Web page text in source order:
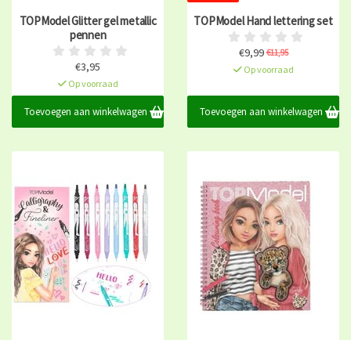
TOPModel Glitter gel metallic
pennen
€3,95
Op voorraad
Toevoegen aan winkelwagen
TOPModel Hand lettering set
€9,99 €11,95
Op voorraad
Toevoegen aan winkelwagen